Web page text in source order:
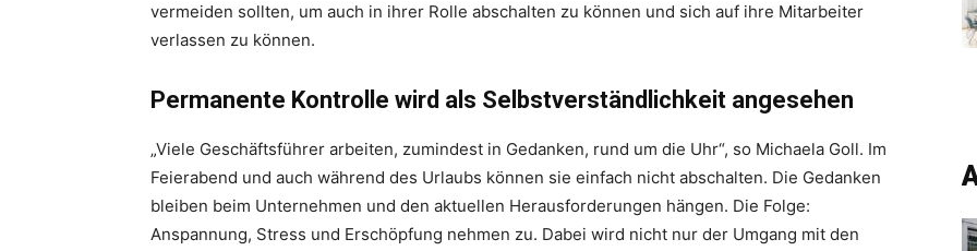
vermeiden sollten, um auch in ihrer Rolle abschalten zu können und sich auf ihre Mitarbeiter
verlassen zu können.
Permanente Kontrolle wird als Selbstverständlichkeit angesehen
„Viele Geschäftsführer arbeiten, zumindest in Gedanken, rund um die Uhr“, so Michaela Goll. Im
Feierabend und auch während des Urlaubs können sie einfach nicht abschalten. Die Gedanken
bleiben beim Unternehmen und den aktuellen Herausforderungen hängen. Die Folge:
Anspannung, Stress und Erschöpfung nehmen zu. Dabei wird nicht nur der Umgang mit den